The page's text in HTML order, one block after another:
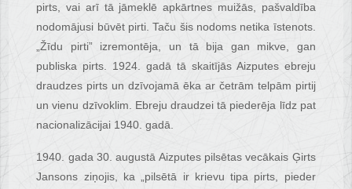
pirts, vai arī tā jāmeklē apkārtnes muižās, pašvaldība
nodomājusi būvēt pirti. Taču šis nodoms netika īstenots.
„Žīdu pirti” izremontēja, un tā bija gan mikve, gan
publiska pirts. 1924. gadā tā skaitījās Aizputes ebreju
draudzes pirts un dzīvojamā ēka ar četrām telpām pirtij
un vienu dzīvoklim. Ebreju draudzei tā piederēja līdz pat
nacionalizācijai 1940. gadā.
1940. gada 30. augustā Aizputes pilsētas vecākais Ģirts
Jansons ziņojis, ka „pilsētā ir krievu tipa pirts, pieder